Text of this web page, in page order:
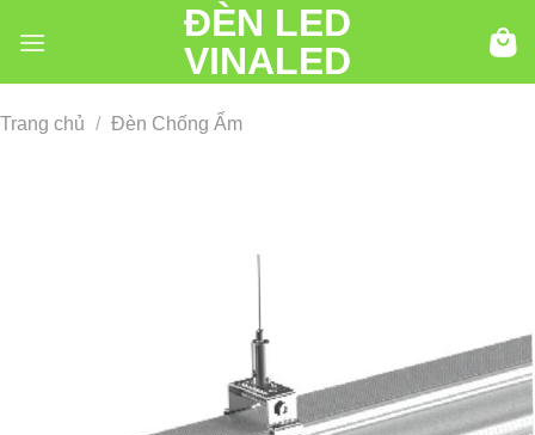
đến
ĐÈN LED
VINALED
Trang chủ / Đèn Chống Ẩm